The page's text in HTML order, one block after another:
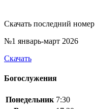
Скачать последний номер
№1 январь-март 2026
Скачать
Богослужения
Понедельник 7:30